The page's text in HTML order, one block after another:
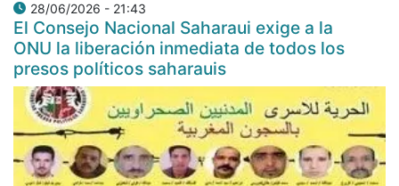
28/06/2026 - 21:43
El Consejo Nacional Saharaui exige a la
ONU la liberación inmediata de todos los
presos políticos saharauis